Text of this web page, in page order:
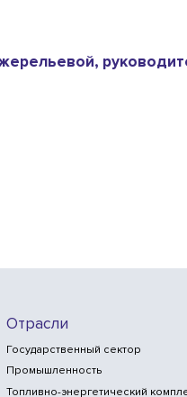
Отрасли
Государственный сектор
Промышленность
Топливно-энергетический